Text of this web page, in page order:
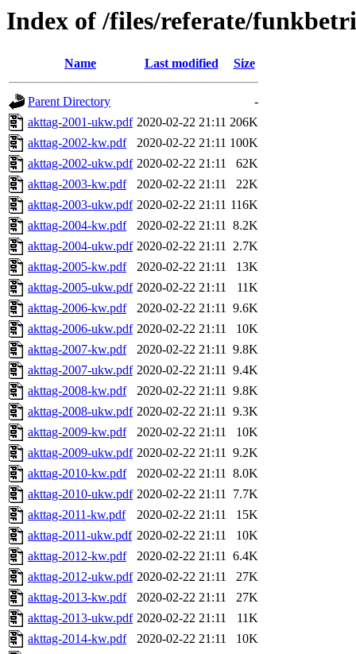
Index of /files/referate/
Name Last modified Size
Parent Directory
-
akttag-2001-ukw.pdf 2020-02-22 21:11 206K
akttag-2002-kw.pdf
2020-02-22 21:11 100K
akttag-2002-ukw.pdf 2020-02-22 21:11
62K
akttag-2003-kw.pdf
2020-02-22 21:11
22K
akttag-2003-ukw.pdf 2020-02-22 21:11 116K
akttag-2004-kw.pdf
2020-02-22 21:11 8.2K
akttag-2004-ukw.pdf 2020-02-22 21:11 2.7K
akttag-2005-kw.pdf
2020-02-22 21:11
13K
akttag-2005-ukw.pdf 2020-02-22 21:11
11K
akttag-2006-kw.pdf
2020-02-22 21:11 9.6K
akttag-2006-ukw.pdf 2020-02-22 21:11
10K
akttag-2007-kw.pdf
2020-02-22 21:11 9.8K
akttag-2007-ukw.pdf 2020-02-22 21:11 9.4K
akttag-2008-kw.pdf
2020-02-22 21:11 9.8K
akttag-2008-ukw.pdf 2020-02-22 21:11 9.3K
akttag-2009-kw.pdf
2020-02-22 21:11
10K
akttag-2009-ukw.pdf 2020-02-22 21:11 9.2K
akttag-2010-kw.pdf
2020-02-22 21:11 8.0K
akttag-2010-ukw.pdf 2020-02-22 21:11 7.7K
akttag-2011-kw.pdf
2020-02-22 21:11
15K
akttag-2011-ukw.pdf 2020-02-22 21:11
10K
akttag-2012-kw.pdf
2020-02-22 21:11 6.4K
akttag-2012-ukw.pdf 2020-02-22 21:11
27K
akttag-2013-kw.pdf
2020-02-22 21:11
27K
akttag-2013-ukw.pdf 2020-02-22 21:11
11K
akttag-2014-kw.pdf
2020-02-22 21:11
10K